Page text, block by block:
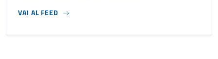
VAI AL FEED